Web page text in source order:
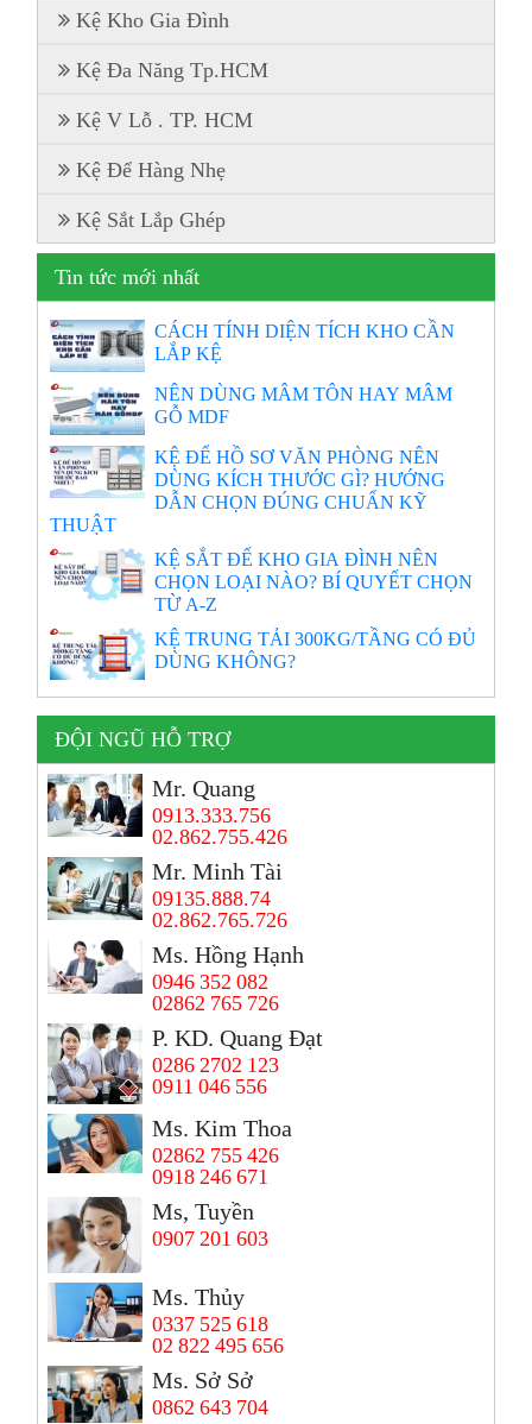
Kệ Kho Gia Đình
Kệ Đa Năng Tp.HCM
Kệ V Lỗ . TP. HCM
Kệ Để Hàng Nhẹ
Kệ Sắt Lắp Ghép
Tin tức mới nhất
CÁCH TÍNH DIỆN TÍCH KHO CẦN
LẮP KỆ
NÊN DÙNG MÂM TÔN HAY MÂM
GỖ MDF
KỆ ĐỂ HỒ SƠ VĂN PHÒNG NÊN
DÙNG KÍCH THƯỚC GÌ? HƯỚNG
DẪN CHỌN ĐÚNG CHUẨN KỸ
THUẬT
KỆ SẮT ĐỂ KHO GIA ĐÌNH NÊN
CHỌN LOẠI NÀO? BÍ QUYẾT CHỌN
TỪ A-Z
KỆ TRUNG TẢI 300KG/TẦNG CÓ ĐỦ
DÙNG KHÔNG?
ĐỘI NGŨ HỖ TRỢ
Mr. Quang
0913.333.756
02.862.755.426
Mr. Minh Tài
09135.888.74
02.862.765.726
Ms. Hồng Hạnh
0946 352 082
02862 765 726
P. KD. Quang Đạt
0286 2702 123
0911 046 556
Ms. Kim Thoa
02862 755 426
0918 246 671
Ms, Tuyền
0907 201 603
Ms. Thủy
0337 525 618
02 822 495 656
Ms. Sở Sở
0862 643 704